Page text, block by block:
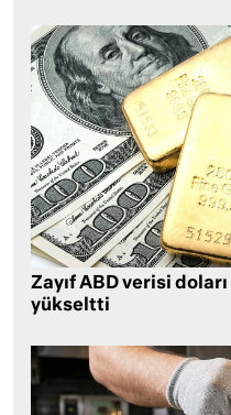
Zayıf ABD verisi
yükseltti